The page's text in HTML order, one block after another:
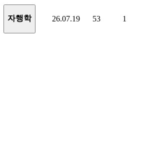
자행학 26.07.19 53 1